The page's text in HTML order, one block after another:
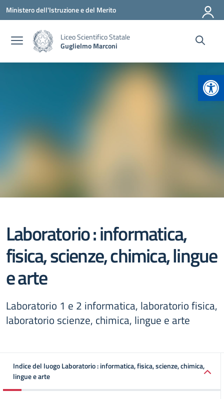
Vai ai contenuti
Vai al menu di navigazione
Vai al footer
Ministero dell'Istruzione e del Merito
Liceo Scientifico Statale
Guglielmo Marconi
Laboratorio : informatica,
fisica, scienze, chimica, lingue
e arte
Laboratorio 1 e 2 informatica, laboratorio fisica,
laboratorio scienze, chimica, lingue e arte
Indice del luogo Laboratorio : informatica, fisica, scienze, chimica,
lingue e arte